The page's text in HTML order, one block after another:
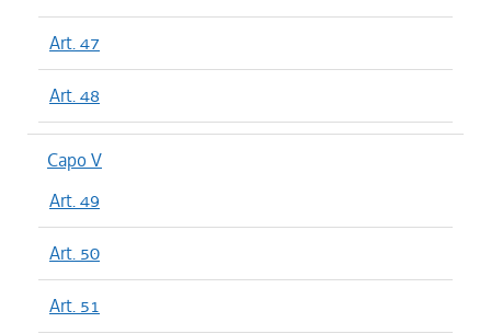
Art. 47
Art. 48
Capo V
Art. 49
Art. 50
Art. 51